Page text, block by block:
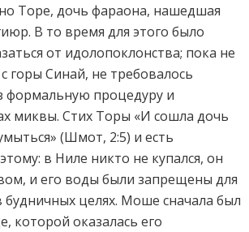
Торе, дочь фараона, нашедшая
В то время для этого было
от идолопоклонства; пока не
горы Синай, не требовалось
формальную процедуру и
миквы. Стих Торы «И сошла дочь
(Шмот, 2:5) и есть
в Ниле никто не купался, он
и его воды были запрещены для
будничных целях. Моше сначала был
которой оказалась его